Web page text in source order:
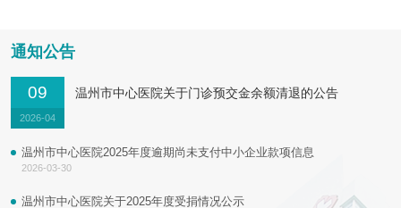
通知公告
09
2026-04
温州市中心医院关于门诊预交金余额清退的公告
温州市中心医院2025年度逾期尚未支付中小企业款项信息
2026-03-30
温州市中心医院关于2025年度受捐情况公示